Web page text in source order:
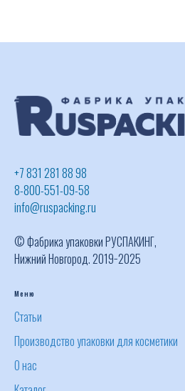
+7 831 281 88 98
8-800-551-09-58
info@ruspacking.ru
© Фабрика упаковки РУСПАКИНГ,
Нижний Новгород. 2019−2025
Меню
Статьи
Производство упаковки для косметики
О нас